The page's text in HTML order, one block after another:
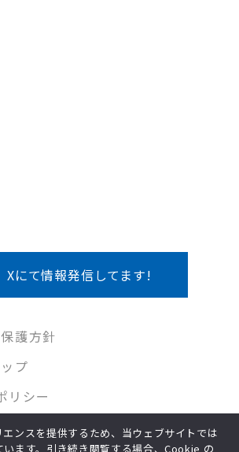
Xにて情報発信してます!
護方針
プ
リシー
© MIWA Co.,Ltd. All Rights Reserved.
エンスを提供するため、当ウェブサイトでは
ます。引き続き閲覧する場合、Cookie の